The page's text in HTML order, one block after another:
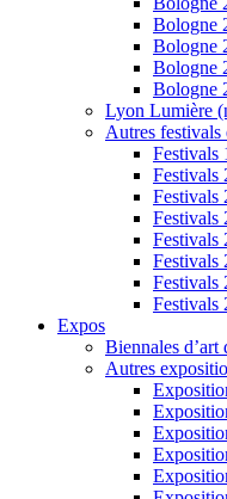
Bologne
Bologne
Bologne
Bologne
Lyon Lumière
Autres festivals
Festivals
Festivals
Festivals
Festivals
Festivals
Festivals
Festivals
Festivals
Expos
Biennales d’art
Autres